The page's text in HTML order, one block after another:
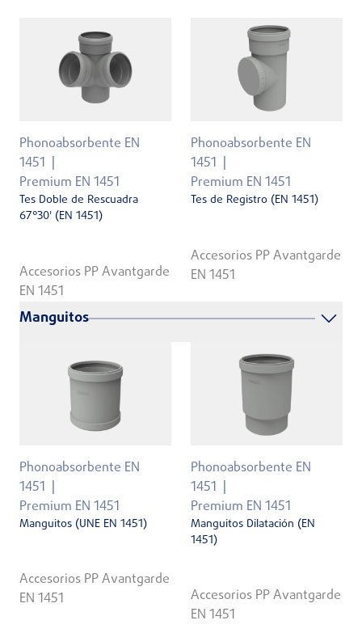
Phonoabsorbente EN
1451
Premium EN 1451
Tes Doble de Rescuadra
67°30' (EN 1451)
Accesorios PP Avantgarde
EN 1451
Phonoabsorbente EN
1451
Premium EN 1451
Tes de Registro (EN 1451)
Accesorios PP Avantgarde
EN 1451
Manguitos
Phonoabsorbente EN
1451
Premium EN 1451
Manguitos (UNE EN 1451)
Accesorios PP Avantgarde
EN 1451
Phonoabsorbente EN
1451
Premium EN 1451
Manguitos Dilatación (EN
1451)
Accesorios PP Avantgarde
EN 1451